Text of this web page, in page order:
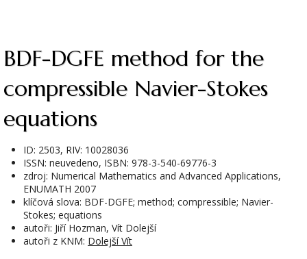
BDF-DGFE method for the
compressible Navier-Stokes
equations
ID: 2503, RIV: 10028036
ISSN: neuvedeno, ISBN: 978-3-540-69776-3
zdroj: Numerical Mathematics and Advanced Applications,
ENUMATH 2007
klíčová slova: BDF-DGFE; method; compressible; Navier-
Stokes; equations
autoři: Jiří Hozman, Vít Dolejší
autoři z KNM: Dolejší Vít